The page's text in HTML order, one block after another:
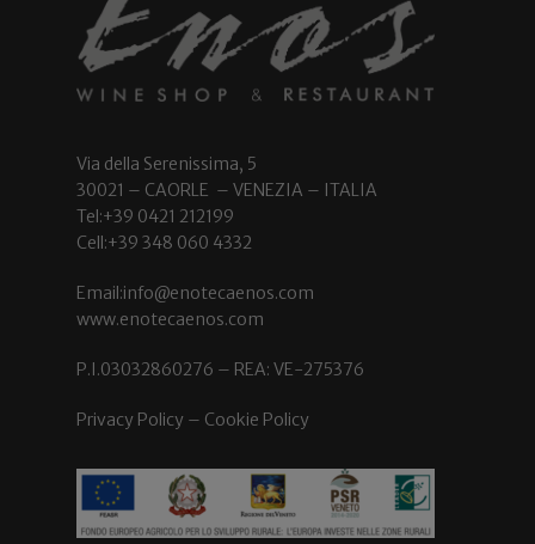
Via della Serenissima, 5
30021 – CAORLE – VENEZIA – ITALIA
Tel:+39 0421 212199
Cell:+39 348 060 4332
Email:info@enotecaenos.com
www.enotecaenos.com
P.I.03032860276 – REA: VE-275376
Privacy Policy – Cookie Policy